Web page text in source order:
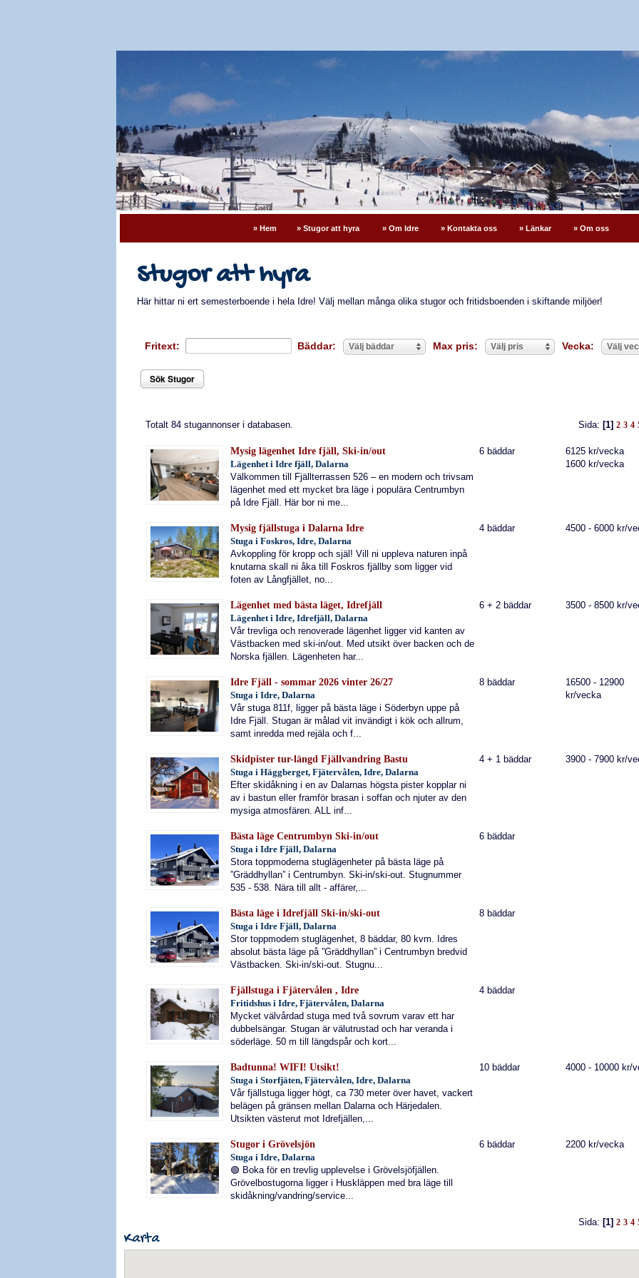
» Hem » Stugor att hyra » Om Idre » Kontakta oss » Länkar » Om oss
Stugor att hyra
Här hittar ni ert semesterboende i hela Idre! Välj mellan många olika stugor och fritidsboenden i skiftande miljöer!
Fritext: Bäddar: Välj bäddar Max pris: Välj pris Vecka: Välj
Sök Stugor
Totalt 84 stugannonser i databasen. Sida: [1] 2 3 4
Mysig lägenhet Idre fjäll, Ski-in/out
Lägenhet i Idre fjäll, Dalarna
Välkommen till Fjällterrassen 526 – en modern och trivsam
lägenhet med ett mycket bra läge i populära Centrumbyn
på Idre Fjäll. Här bor ni me...
6 bäddar
6125 kr/vecka
1600 kr/vecka
Mysig fjällstuga i Dalarna Idre
Stuga i Foskros, Idre, Dalarna
Avkoppling för kropp och själ! Vill ni uppleva naturen inpå
knutarna skall ni åka till Foskros fjällby som ligger vid
foten av Långfjället, no...
4 bäddar 4500 - 6000 kr/
Lägenhet med bästa läget, Idrefjäll
Lägenhet i Idre, Idrefjäll, Dalarna
Vår trevliga och renoverade lägenhet ligger vid kanten av
Västbacken med ski-in/out. Med utsikt över backen och de
Norska fjällen. Lägenheten har...
6 + 2 bäddar 3500 - 8500 kr/
Idre Fjäll - sommar 2026 vinter 26/27
Stuga i Idre, Dalarna
Vår stuga 811f, ligger på bästa läge i Söderbyn uppe på
Idre Fjäll. Stugan är målad vit invändigt i kök och allrum,
samt inredda med rejäla och f...
8 bäddar
16500 - 12900
kr/vecka
Skidpister tur-längd Fjällvandring Bastu
Stuga i Häggberget, Fjätervålen, Idre, Dalarna
Efter skidåkning i en av Dalarnas högsta pister kopplar ni
av i bastun eller framför brasan i soffan och njuter av den
mysiga atmosfären. ALL inf...
4 + 1 bäddar 3900 - 7900 kr/
Bästa läge Centrumbyn Ski-in/out
Stuga i Idre Fjäll, Dalarna
Stora toppmoderna stuglägenheter på bästa läge på
”Gräddhyllan” i Centrumbyn. Ski-in/ski-out. Stugnummer
535 - 538. Nära till allt - affärer,...
6 bäddar
Bästa läge i Idrefjäll Ski-in/ski-out
Stuga i Idre Fjäll, Dalarna
Stor toppmodern stuglägenhet, 8 bäddar, 80 kvm. Idres
absolut bästa läge på ”Gräddhyllan” i Centrumbyn bredvid
Västbacken. Ski-in/ski-out. Stugnu...
8 bäddar
Fjällstuga i Fjätervålen , Idre
Fritidshus i Idre, Fjätervålen, Dalarna
Mycket välvårdad stuga med två sovrum varav ett har
dubbelsängar. Stugan är välutrustad och har veranda i
söderläge. 50 m till längdspår och kort...
4 bäddar
Badtunna! WIFI! Utsikt!
Stuga i Storfjäten, Fjätervålen, Idre, Dalarna
Vår fjällstuga ligger högt, ca 730 meter över havet, vackert
belägen på gränsen mellan Dalarna och Härjedalen.
Utsikten västerut mot Idrefjällen,...
10 bäddar 4000 - 10000 kr/
Stugor i Grövelsjön
Stuga i Idre, Dalarna
🟢 Boka för en trevlig upplevelse i Grövelsjöfjällen.
Grövelbostugorna ligger i Huskläppen med bra läge till
skidåkning/vandring/service...
6 bäddar 2200 kr/vecka
Sida: [1] 2 3 4
Karta